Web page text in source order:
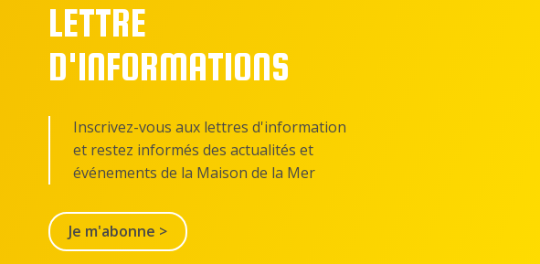
LETTRE
D'INFORMATIONS
Inscrivez-vous aux lettres d'information
et restez informés des actualités et
événements de la Maison de la Mer
Je m'abonne >